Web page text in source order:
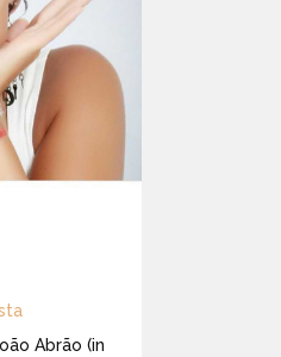
Abrão (in